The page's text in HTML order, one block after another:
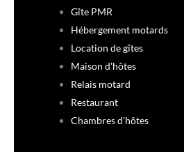
Gîte PMR
Hébergement motards
Location de gîtes
Maison d'hôtes
Relais motard
Restaurant
Chambres d'hôtes